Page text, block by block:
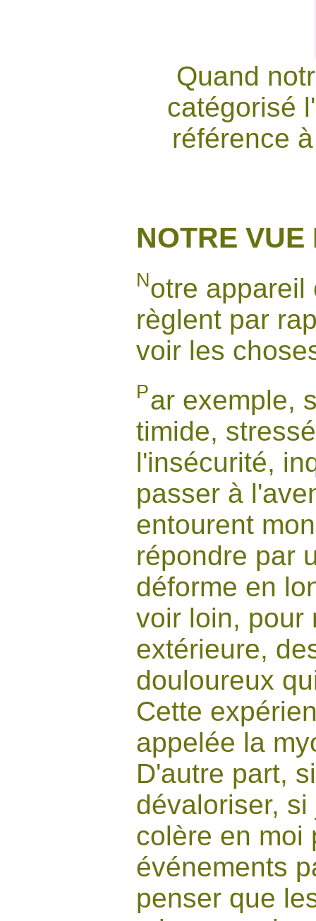
Quand
catégorisé
référence
NOTRE VUE
Notre appareil
règlent par
voir les
Par exemple,
timide,
l'insécurité,
passer à
entourent
répondre par
déforme en
voir loin, pour
extérieure,
douloureux
Cette
appelée la
D'autre part,
dévaloriser,
colère en moi
événements
penser que